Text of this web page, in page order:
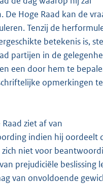
De Hoge Raad kan de
Tenzij de
betekenis is,
partijen in de
een door hem te
opmerkingen te
Raad ziet af van
indien hij oordeelt
zich niet voor
prejudiciële beslissing
van onvoldoende